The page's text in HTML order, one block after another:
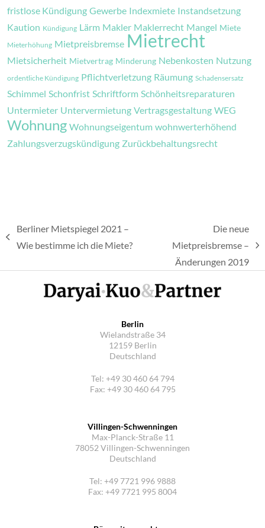
fristlose Kündigung Gewerbe Indexmiete Instandsetzung
Kaution Kündigung Lärm Makler Maklerrecht Mangel Miete
Mieterhöhung Mietpreisbremse Mietrecht
Mietsicherheit Mietvertrag Minderung Nebenkosten Nutzung
ordentliche Kündigung Pflichtverletzung Räumung Schadensersatz
Schimmel Schonfrist Schriftform Schönheitsreparaturen
Untermieter Untervermietung Vertragsgestaltung WEG
Wohnung Wohnungseigentum wohnwerterhöhend
Zahlungsverzugskündigung Zurückbehaltungsrecht
vorheriger
Berliner Mietspiegel 2021 –
Wie bestimme ich die Miete?
Nächster
Beitrag:
Die neue
Mietpreisbremse –
Änderungen 2019
Berlin
Wielandstraße 34
12159 Berlin
Deutschland
Tel: +49 30 460 64 794
Fax: +49 30 460 64 795
Villingen-Schwenningen
Max-Planck-Straße 11
78052 Villingen-Schwenningen
Deutschland
Tel: +49 7721 996 9888
Fax: +49 7721 995 8004